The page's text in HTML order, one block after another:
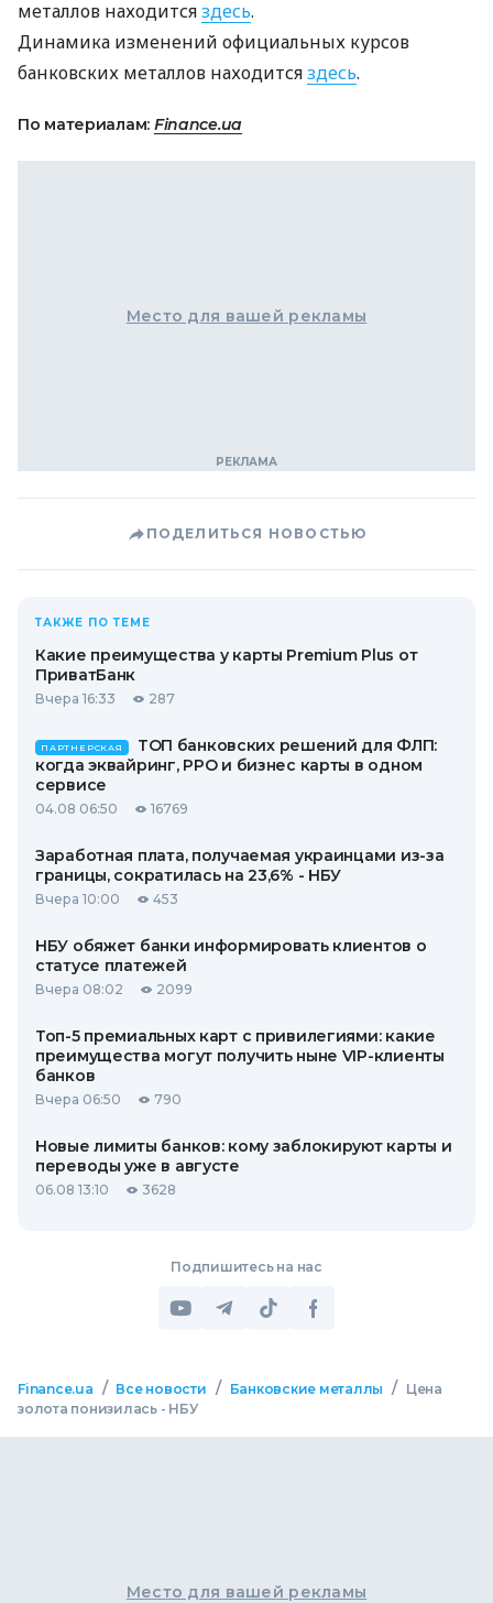
металлов находитсяздесь.
Динамика изменений официальных курсов
банковских металлов находитсяздесь.
По материалам: Finance.ua
Место для вашей рекламы
ПОДЕЛИТЬСЯ НОВОСТЬЮ
ТАКЖЕ ПО ТЕМЕ
Какие преимущества у карты Premium Plus от
ПриватБанк
Вчера 16:33 287
ПАРТНЕРСКАЯ
ТОП банковских решений для ФЛП:
когда эквайринг, РРО и бизнес карты в одном
сервисе
04.08 06:50 16769
Заработная плата, получаемая украинцами из-за
границы, сократилась на 23,6% - НБУ
Вчера 10:00 453
НБУ обяжет банки информировать клиентов о
статусе платежей
Вчера 08:02 2099
Топ-5 премиальных карт с привилегиями: какие
преимущества могут получить ныне VIP-клиенты
банков
Вчера 06:50 790
Новые лимиты банков: кому заблокируют карты и
переводы уже в августе
06.08 13:10 3628
Подпишитесь на нас
Finance.ua / Все новости / Банковские металлы /
Цена
золота понизилась - НБУ
Место для вашей рекламы